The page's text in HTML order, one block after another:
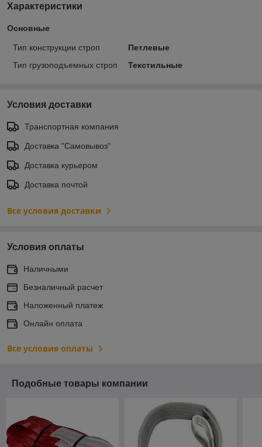
Характеристики
Основные
Тип конструкции строп
Петлевые
Тип грузоподъемных строп
Текстильные
Условия доставки
Транспортная компания
Доставка "Самовывоз"
Доставка курьером
Доставка почтой
Все условия доставки
Условия оплаты
Наличными
Безналичный расчет
Наложенный платеж
Онлайн оплата
Все условия оплаты
Подобные товары компании